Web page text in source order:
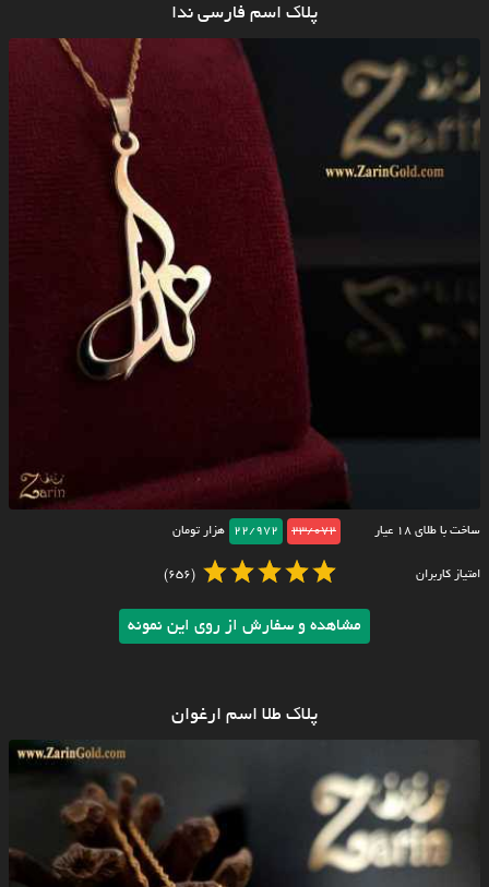
پلاک اسم فارسی ندا
ساخت با طلای ۱۸ عیار 23/072
22/972 هزار تومان
امتیاز کاربران (656)
مشاهده و سفارش از روی این نمونه
پلاک طلا اسم ارغوان